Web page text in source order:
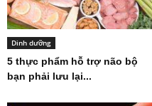
Dinh dưỡng
5 thực phẩm hỗ trợ não bộ
bạn phải lưu lại...